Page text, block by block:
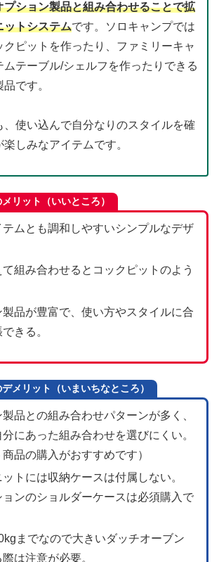
プション製品と組み合わせることで拡
ットシステムです。ソロキャンプでは
クピットを作ったり、ファミリーキャ
ムテーブル/シェルフを作ったりできる
です。
、使い込んで自分なりのスタイルを確
しみなアイテムです。
リット（いいところ）
テムとも調和しやすいシンプルなデザ
組み合わせるとコックピットのよう
製品が豊富で、使い方やスタイルに合
きる。
メリット（いまいちなところ）
品との組み合わせパターンが多く、
にあった組み合わせを選びにくい。
品の購入がおすすめです）
トには収納ケースは付属しない。
ョンのショルダーケースは必須購入で
までなので大きいダッチオーブン
は注意が必要。